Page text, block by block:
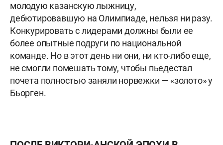
молодую казанскую лыжницу,
дебютировавшую на Олимпиаде, нельзя ни разу.
Конкурировать с лидерами должны были ее
более опытные подруги по национальной
команде. Но в этот день ни они, ни кто-либо еще,
не смогли помешать тому, чтобы пьедестал
почета полностью заняли норвежки — «золото» у
Бьорген.